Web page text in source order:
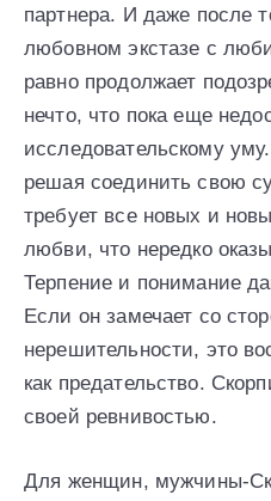
партнера. И даже после
любовном экстазе с
равно продолжает
нечто, что пока еще
исследовательскому
решая соединить свою
требует все новых и
любви, что нередко
Терпение и понимание
Если он замечает со
нерешительности, это
как предательство.
своей ревнивостью.
Для женщин, мужчины-